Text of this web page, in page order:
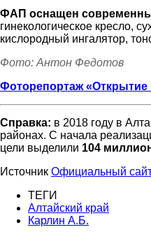
Алтайского
края
ФАП оснащен
гинекологическое кресло,
кислородный ингалятор,
Фото: Антон Федотов
Фоторепортаж «Открытие
Справка: в 2018 году в
районах. С начала
цели выделили 104
Источник Официальный сайт
ТЕГИ
Алтайский край
Карлин А.Б.